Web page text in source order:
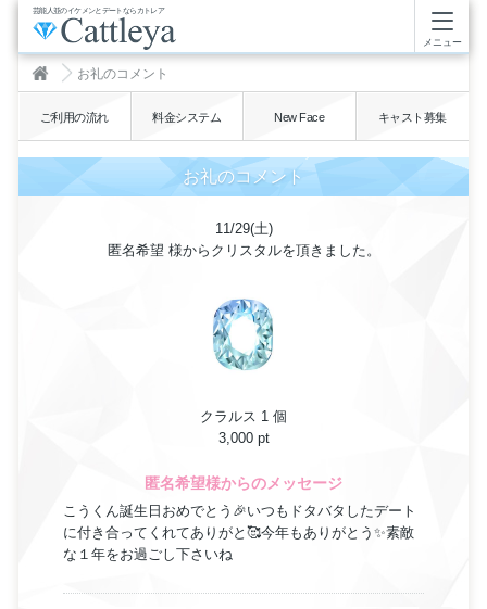
芸能人並のイケメンとデートならカトレア
メニュー
お礼のコメント
ご利用の流れ 料金システム New Face キャスト募集
お礼のコメント
11/29(土)
匿名希望 様からクリスタルを頂きました。
クラルス 1 個
3,000 pt
匿名希望様からのメッセージ
こうくん誕生日おめでとう🎉いつもドタバタしたデート
に付き合ってくれてありがと🥰今年もありがとう✨素敵
な１年をお過ごし下さいね